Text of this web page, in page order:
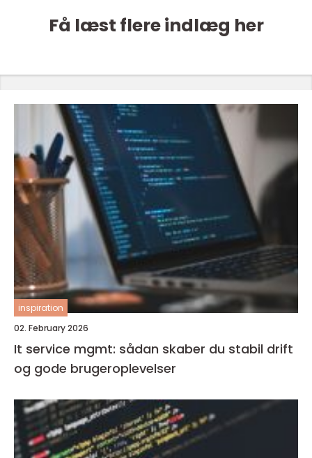
Få læst flere indlæg her
inspiration
02. February 2026
It service mgmt: sådan skaber du stabil drift
og gode brugeroplevelser